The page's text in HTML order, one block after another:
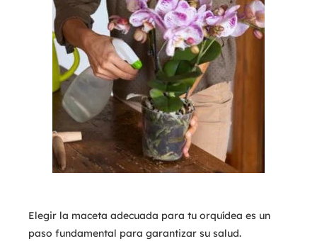
Elegir la maceta adecuada para tu orquídea es un
paso fundamental para garantizar su salud.